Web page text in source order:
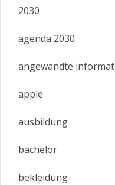
2030
agenda 2030
angewandte
apple
ausbildung
bachelor
bekleidung